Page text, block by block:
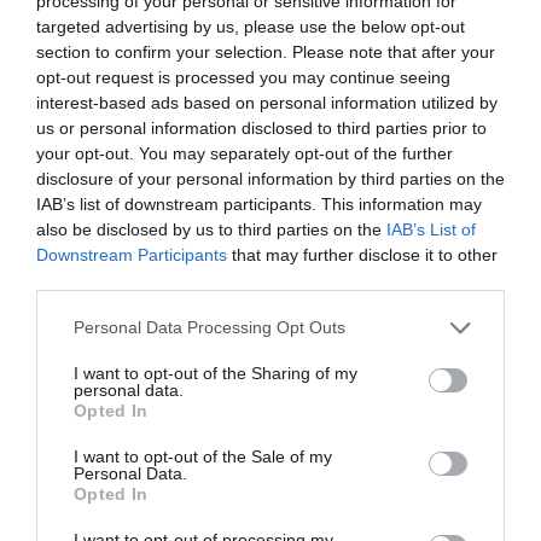
targeted advertising by us, please use the below opt-out
section to confirm your selection. Please note that after your
opt-out request is processed you may continue seeing
interest-based ads based on personal information utilized by
us or personal information disclosed to third parties prior to
your opt-out. You may separately opt-out of the further
disclosure of your personal information by third parties on the
IAB’s list of downstream participants. This information may
also be disclosed by us to third parties on the IAB’s List of
Downstream Participants that may further disclose it to other
Personal Data Processing Opt Outs
I want to opt-out of the Sharing of my
personal data.
Opted In
I want to opt-out of the Sale of my
Personal Data.
Opted In
rejoint Air France pour remplacer les A318 et A319,
depuis 2021.
RÉPONDRE
a commenté :
- 12 h 06 min
La flotte d’Air France est désormais
composée de 30 nouveaux A220. Le
CHECK LASTa commenté :
5 novembre 2023 - 11
h 47 min
passer pour des Français… Comme vous Tilo Lchris